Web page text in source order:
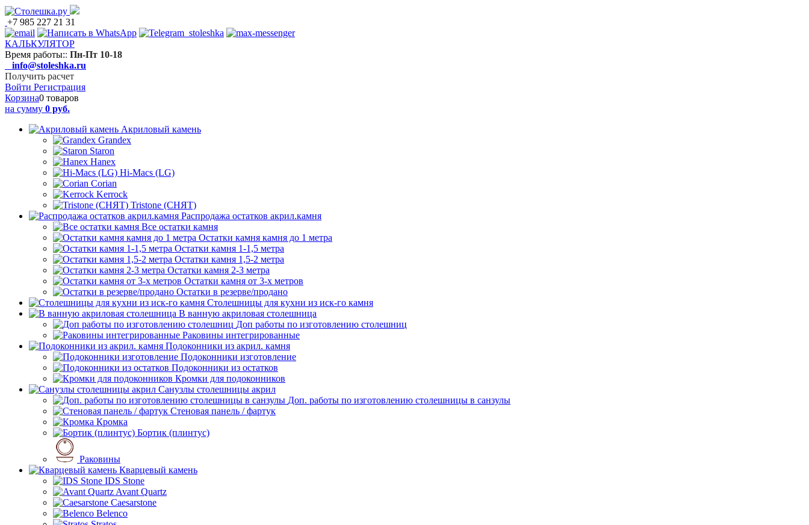
+7 985 227 21 31
КАЛЬКУЛЯТОР
Время работы:: Пн-Пт 10-18
info@stoleshka.ru
Получить расчет
Войти Регистрация
Корзина0 товаров
на сумму 0 руб.
Акриловый камень
Grandex
Staron
Hanex
Hi-Macs (LG)
Corian
Kerrock
Tristone (СНЯТ)
Распродажа остатков акрил.камня
Все остатки камня
Остатки камня камня до 1 метра
Остатки камня 1-1,5 метра
Остатки камня 1,5-2 метра
Остатки камня 2-3 метра
Остатки камня от 3-х метров
Остатки в резерве/продано
Столешницы для кухни из иск-го камня
В ванную акриловая столешница
Доп работы по изготовлению столешниц
Раковины интегрированные
Подоконники из акрил. камня
Подоконники изготовление
Подоконники из остатков
Кромки для подоконников
Санузлы столешницы акрил
Доп. работы по изготовлению столешницы в санзулы
Стеновая панель / фартук
Кромка
Бортик (плинтус)
Раковины
Кварцевый камень
IDS Stone
Avant Quartz
Caesarstone
Belenco